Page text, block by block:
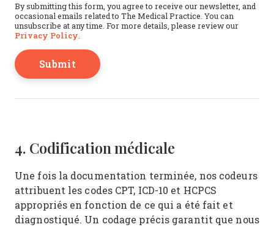
By submitting this form, you agree to receive our newsletter, and
occasional emails related to The Medical Practice. You can
unsubscribe at any time. For more details, please review our
Privacy Policy.
4. Codification médicale
Une fois la documentation terminée, nos codeurs
attribuent les codes CPT, ICD-10 et HCPCS
appropriés en fonction de ce qui a été fait et
diagnostiqué. Un codage précis garantit que nous